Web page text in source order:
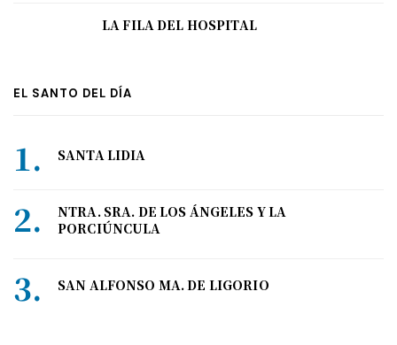
LA FILA DEL HOSPITAL
EL SANTO DEL DÍA
SANTA LIDIA
NTRA. SRA. DE LOS ÁNGELES Y LA
PORCIÚNCULA
SAN ALFONSO MA. DE LIGORIO